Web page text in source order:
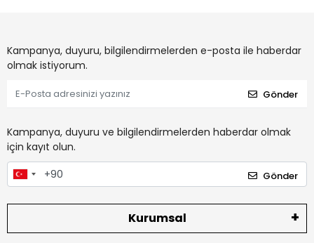
Kampanya, duyuru, bilgilendirmelerden e-posta ile haberdar
olmak istiyorum.
Gönder
Kampanya, duyuru ve bilgilendirmelerden haberdar olmak
için kayıt olun.
Gönder
Kurumsal